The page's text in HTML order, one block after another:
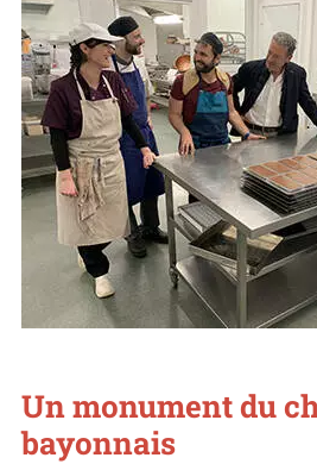
Un monument du
bayonnais